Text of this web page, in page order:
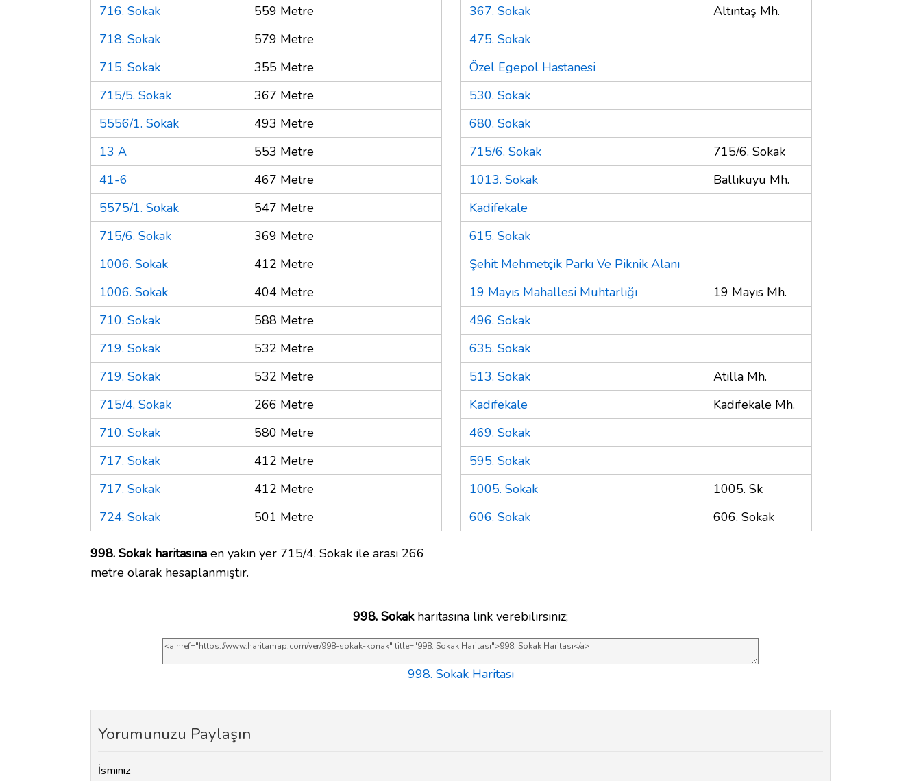
716. Sokak
559 Metre
718. Sokak
579 Metre
715. Sokak
355 Metre
715/5. Sokak
367 Metre
5556/1. Sokak
493 Metre
13 A
553 Metre
41-6
467 Metre
5575/1. Sokak
547 Metre
715/6. Sokak
369 Metre
1006. Sokak
412 Metre
1006. Sokak
404 Metre
710. Sokak
588 Metre
719. Sokak
532 Metre
719. Sokak
532 Metre
715/4. Sokak
266 Metre
710. Sokak
580 Metre
717. Sokak
412 Metre
717. Sokak
412 Metre
724. Sokak
501 Metre
998. Sokak haritasına en yakın yer 715/4. Sokak ile arası 266
metre olarak hesaplanmıştır.
367. Sokak
Altıntaş Mh.
475. Sokak
Özel Egepol Hastanesi
530. Sokak
680. Sokak
715/6. Sokak
715/6. Sokak
1013. Sokak
Ballıkuyu Mh.
Kadifekale
615. Sokak
Şehit Mehmetçik Parkı Ve Piknik Alanı
19 Mayıs Mahallesi Muhtarlığı
19 Mayıs Mh.
496. Sokak
635. Sokak
513. Sokak
Atilla Mh.
Kadifekale
Kadifekale Mh.
469. Sokak
595. Sokak
1005. Sokak
1005. Sk
606. Sokak
606. Sokak
998. Sokakharitasına link verebilirsiniz;
998. Sokak Haritası
Yorumunuzu Paylaşın
İsminiz